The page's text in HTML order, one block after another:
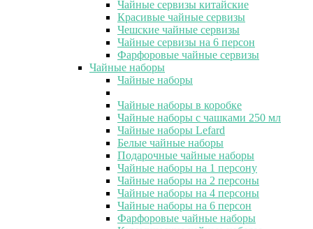
Чайные сервизы китайские
Красивые чайные сервизы
Чешские чайные сервизы
Чайные сервизы на 6 персон
Фарфоровые чайные сервизы
Чайные наборы
Чайные наборы
Чайные наборы в коробке
Чайные наборы с чашками 250 мл
Чайные наборы Lefard
Белые чайные наборы
Подарочные чайные наборы
Чайные наборы на 1 персону
Чайные наборы на 2 персоны
Чайные наборы на 4 персоны
Чайные наборы на 6 персон
Фарфоровые чайные наборы